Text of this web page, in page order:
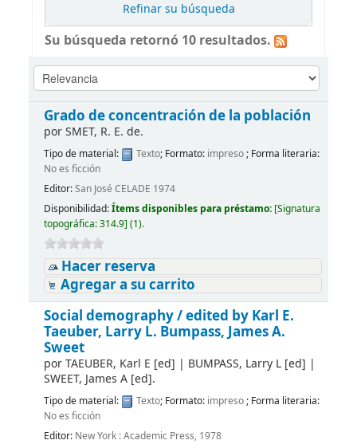
Refinar su búsqueda
Su búsqueda retornó 10 resultados.
Grado de concentración de la población
porSMET, R. E. de.
Tipo de material: Texto; Formato: impreso; Forma literaria:
No es ficción
Editor:San José CELADE 1974
Disponibilidad:Ítems disponibles para préstamo: [Signatura
topográfica:314.9] (1).
Hacer reserva
Agregar a su carrito
Social demography /edited by Karl E.
Taeuber, Larry L. Bumpass, James A.
Sweet
porTAEUBER, Karl E [ed] | BUMPASS, Larry L[ed] |
SWEET, James A[ed].
Tipo de material: Texto; Formato: impreso; Forma literaria:
No es ficción
Editor: New York : Academic Press, 1978